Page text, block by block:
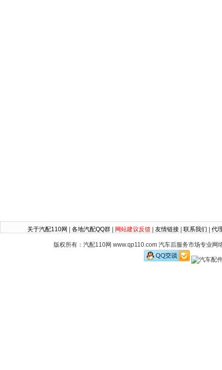
关于汽配110网 各地汽配QQ群 网站建议反馈 友情链接 联系我们 代
版权所有：汽配110网 www.qp110.com 汽车后服务市场专业网